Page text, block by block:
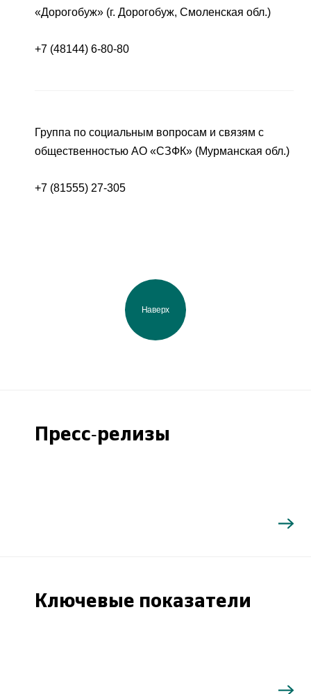
«Дорогобуж» (г. Дорогобуж, Смоленская обл.)
+7 (48144) 6-80-80
Группа по социальным вопросам и связям с
общественностью АО «СЗФК» (Мурманская обл.)
+7 (81555) 27-305
Наверх
Пресс-релизы
Ключевые показатели